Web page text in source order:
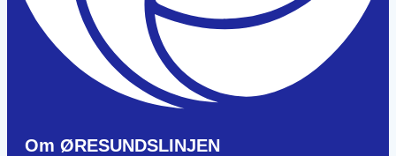
Om ØRESUNDSLINJEN